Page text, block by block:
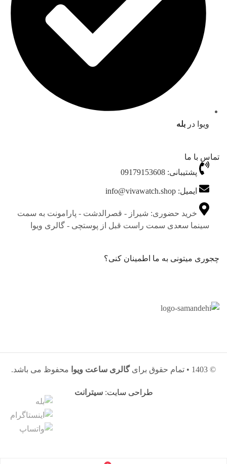
ویوا در بله
تماس با ما
پشتیبانی: 09179153608
ایمیل: info@vivawatch.shop
خرید حضوری: شیراز - قصرالدشت - پارامونت به سمت
سینما سعدی سمت راست قبل از پوستچی - گالری ویوا
چجوری میتونی به ما اطمینان کنی؟
© 1403 • تمام حقوق برای گالری ساعت ویوا محفوظ می باشد.
طراحی سایت:سیترانت